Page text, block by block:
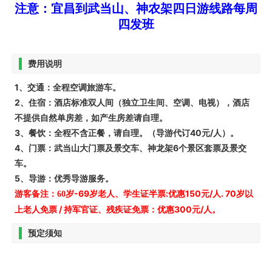
注意： 宜昌到武当山、神农架四日游线路每周
四发班
费用说明
1、 交通：全程空调旅游车。
2、住宿：酒店标准双人间（独立卫生间、空调、电视），酒店
不提供自然单房差，如产生房差请自理。
3、餐饮：全程不含正餐，请自理。（导游代订40元/人）。
4、门票：武当山大门票及景交车、神龙架6个景区套票及景交
车。
5、导游：优秀导游服务。
游客备注： 60岁-69岁老人、学生证半票:优惠150元/人 . 70岁以
上老人免票 /持军官证、残疾证免票：优惠300元/人。
预定须知